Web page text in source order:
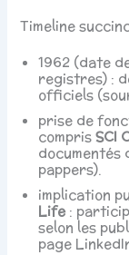
Timeline
1962 (date
registres) :
officiels
prise de
comprisSCI
documentés
pappers).
implication
Life:
selon les
page